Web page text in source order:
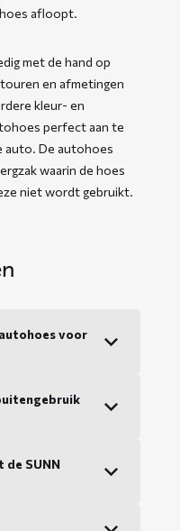
afloopt.
met de hand op
en afmetingen
kleur- en
perfect aan te
auto. De autohoes
waarin de hoes
niet wordt gebruikt.
voor
SUNN